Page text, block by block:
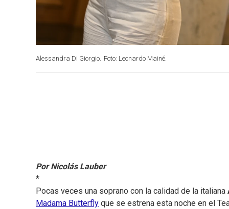
Alessandra Di Giorgio. Foto: Leonardo Mainé.
Por Nicolás Lauber
*
Pocas veces una soprano con la calidad de la italiana
Madama Butterfly que se estrena esta noche en el